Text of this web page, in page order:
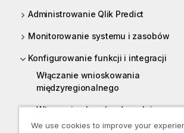
Administrowanie Qlik Predict
Monitorowanie systemu i zasobów
Konfigurowanie funkcji i integracji
Włączanie wnioskowania
międzyregionalnego
Włączanie alarmów danych i
zarządzanie nimi
We use cookies to improve your